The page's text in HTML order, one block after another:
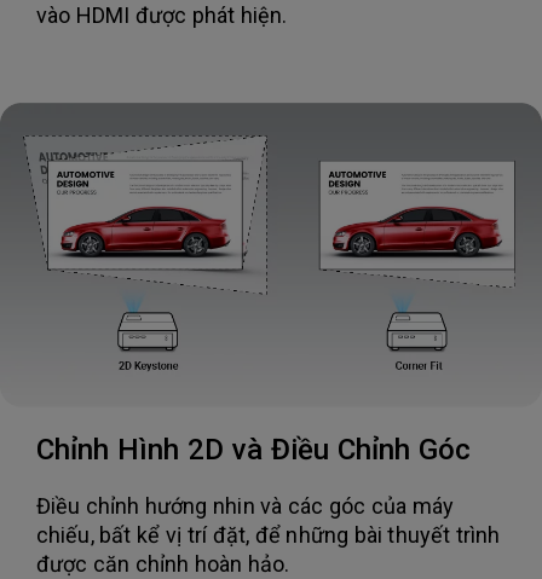
vào HDMI được phát hiện.
Chỉnh Hình 2D và Điều Chỉnh Góc
Điều chỉnh hướng nhin và các góc của máy
chiếu, bất kể vị trí đặt, để những bài thuyết trình
được căn chỉnh hoàn hảo.